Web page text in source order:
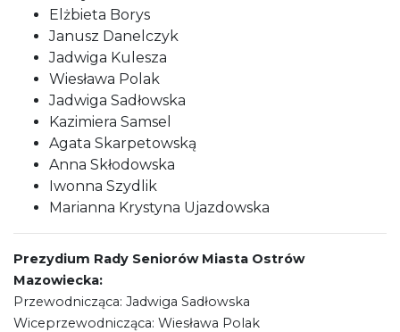
Elżbieta Borys
Janusz Danelczyk
Jadwiga Kulesza
Wiesława Polak
Jadwiga Sadłowska
Kazimiera Samsel
Agata Skarpetowską
Anna Skłodowska
Iwonna Szydlik
Marianna Krystyna Ujazdowska
Prezydium Rady Seniorów Miasta Ostrów
Mazowiecka:
Przewodnicząca: Jadwiga Sadłowska
Wiceprzewodnicząca: Wiesława Polak